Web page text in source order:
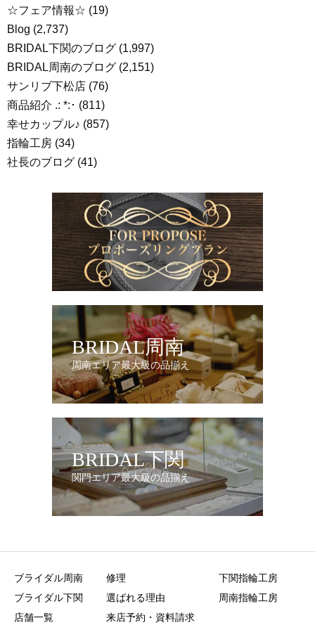
☆フェア情報☆ (19)
Blog (2,737)
BRIDAL下関のブログ (1,997)
BRIDAL周南のブログ (2,151)
サンリブ下松店 (76)
商品紹介 .: *:･ (811)
幸せカップル♪ (857)
指輪工房 (34)
社長のブログ (41)
BRIDAL周南
周南エリア最大級の品揃え
BRIDAL下関
関門エリア最大級の品揃え
ブライダル周南
ブライダル下関
店舗一覧
修理
選ばれる理由
来店予約・資料請求
下関指輪工房
周南指輪工房